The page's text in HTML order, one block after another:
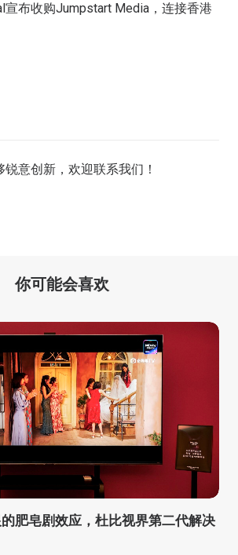
宣布收购Jumpstart Media，连接香港
锐意创新，欢迎联系我们 ！
你可能会喜欢
肥皂剧效应，杜比视界第二代解决